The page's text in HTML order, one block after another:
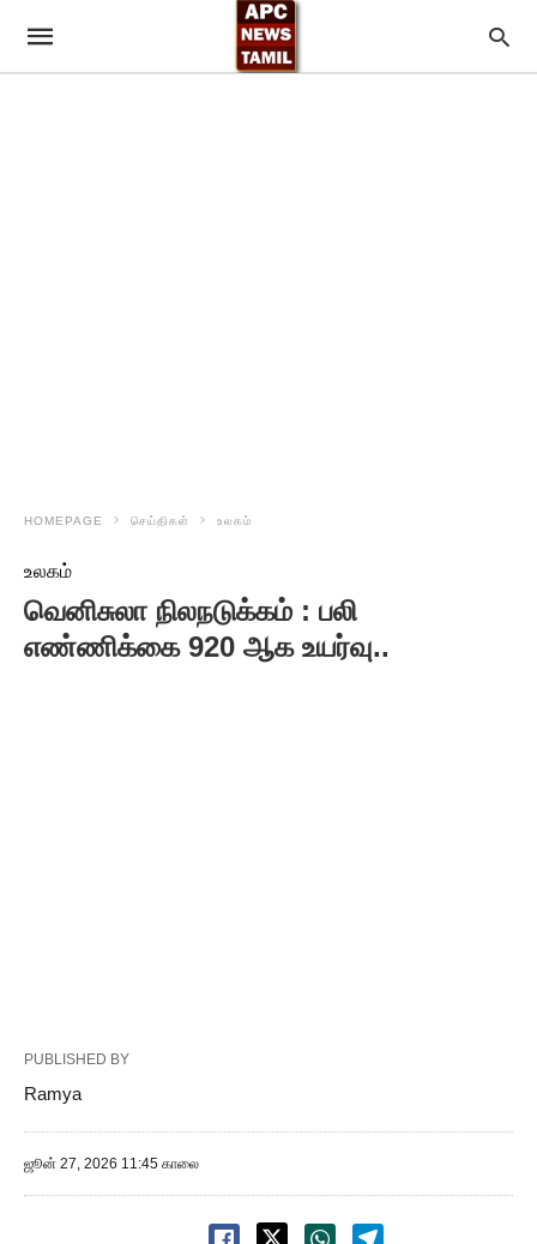
HOMEPAGE செய்திகள் உலகம்
உலகம்
வெனிசுலா நிலநடுக்கம் : பலி
எண்ணிக்கை 920 ஆக உயர்வு..
PUBLISHED BY
Ramya
ஜூன் 27, 2026 11:45 காலை